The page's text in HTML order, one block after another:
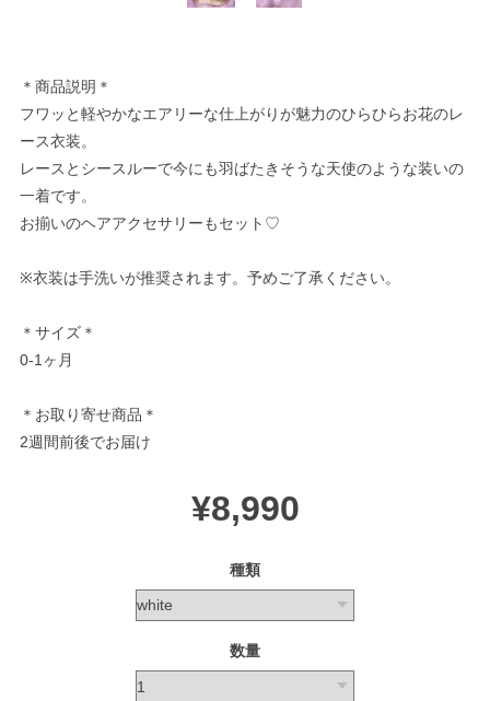
＊商品説明＊
フワッと軽やかなエアリーな仕上がりが魅力のひらひらお花のレ
ース衣装。
レースとシースルーで今にも羽ばたきそうな天使のような装いの
一着です。
お揃いのヘアアクセサリーもセット♡
※衣装は手洗いが推奨されます。予めご了承ください。
＊サイズ＊
0-1ヶ月
＊お取り寄せ商品＊
2週間前後でお届け
¥8,990
種類
数量